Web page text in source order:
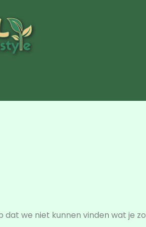
dat we niet kunnen vinden wat je